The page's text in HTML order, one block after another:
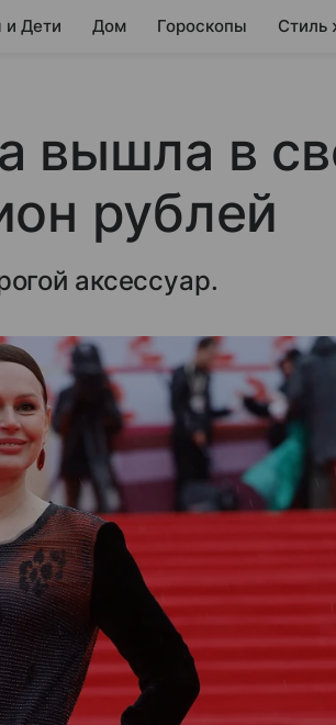
и Дети Дом Гороскопы Стиль
вышла в
рублей
аксессуар.